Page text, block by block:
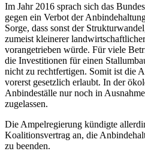
Im Jahr 2016 sprach sich das
gegen ein Verbot der
Sorge, dass sonst der
zumeist kleinerer
vorangetrieben würde. Für viele
die Investitionen für einen
nicht zu rechtfertigen. Somit ist die
vorerst gesetzlich erlaubt. In der
Anbindeställe nur noch in
zugelassen.
Die Ampelregierung kündigte
Koalitionsvertrag an, die
zu beenden.